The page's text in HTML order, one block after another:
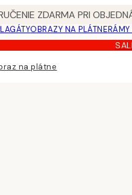
ZDARMA PRI
OBRAZY NA PLÁTNE
na plátne